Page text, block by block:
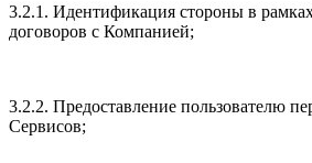
3.2.1. Идентификация стороны в
договоров с Компанией;
3.2.2. Предоставление пользователю
Сервисов;